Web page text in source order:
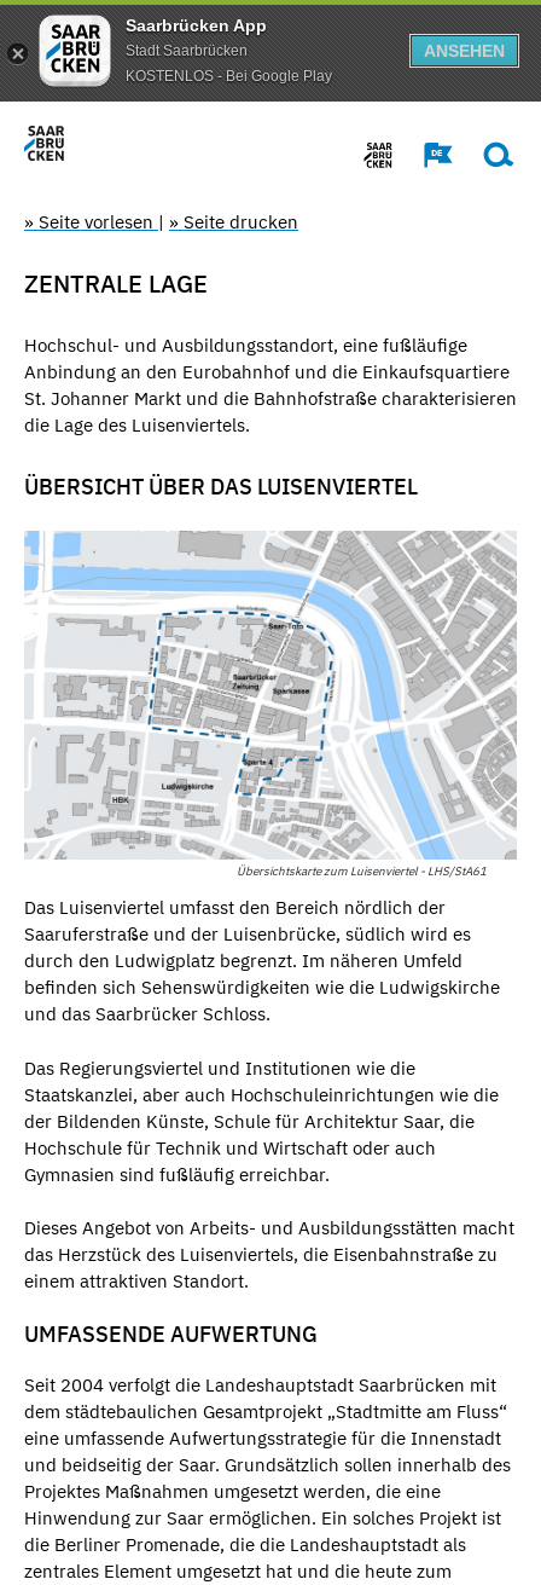
Saarbrücken App
Stadt Saarbrücken
KOSTENLOS - Bei Google Play
ANSEHEN
» Seite vorlesen | » Seite drucken
ZENTRALE LAGE
Hochschul- und Ausbildungsstandort, eine fußläufige
Anbindung an den Eurobahnhof und die Einkaufsquartiere
St. Johanner Markt und die Bahnhofstraße charakterisieren
die Lage des Luisenviertels.
ÜBERSICHT ÜBER DAS LUISENVIERTEL
Übersichtskarte zum Luisenviertel - LHS/StA61
Das Luisenviertel umfasst den Bereich nördlich der
Saaruferstraße und der Luisenbrücke, südlich wird es
durch den Ludwigplatz begrenzt. Im näheren Umfeld
befinden sich Sehenswürdigkeiten wie die Ludwigskirche
und das Saarbrücker Schloss.
Das Regierungsviertel und Institutionen wie die
Staatskanzlei, aber auch Hochschuleinrichtungen wie die
der Bildenden Künste, Schule für Architektur Saar, die
Hochschule für Technik und Wirtschaft oder auch
Gymnasien sind fußläufig erreichbar.
Dieses Angebot von Arbeits- und Ausbildungsstätten macht
das Herzstück des Luisenviertels, die Eisenbahnstraße zu
einem attraktiven Standort.
UMFASSENDE AUFWERTUNG
Seit 2004 verfolgt die Landeshauptstadt Saarbrücken mit
dem städtebaulichen Gesamtprojekt „Stadtmitte am Fluss“
eine umfassende Aufwertungsstrategie für die Innenstadt
und beidseitig der Saar. Grundsätzlich sollen innerhalb des
Projektes Maßnahmen umgesetzt werden, die eine
Hinwendung zur Saar ermöglichen. Ein solches Projekt ist
die Berliner Promenade, die die Landeshauptstadt als
zentrales Element umgesetzt hat und die heute zum